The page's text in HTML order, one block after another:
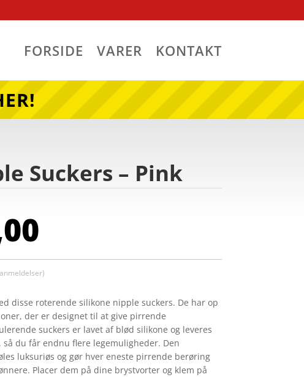
FORSIDE VARER KONTAKT
Suckers – Pink
disse roterende silikone nipple suckers. De har op
der er designet til at give pirrende
suckers er lavet af blød silikone og leveres
du får endnu flere legemuligheder. Den
luksuriøs og gør hver eneste pirrende berøring
Placer dem på dine brystvorter og klem på